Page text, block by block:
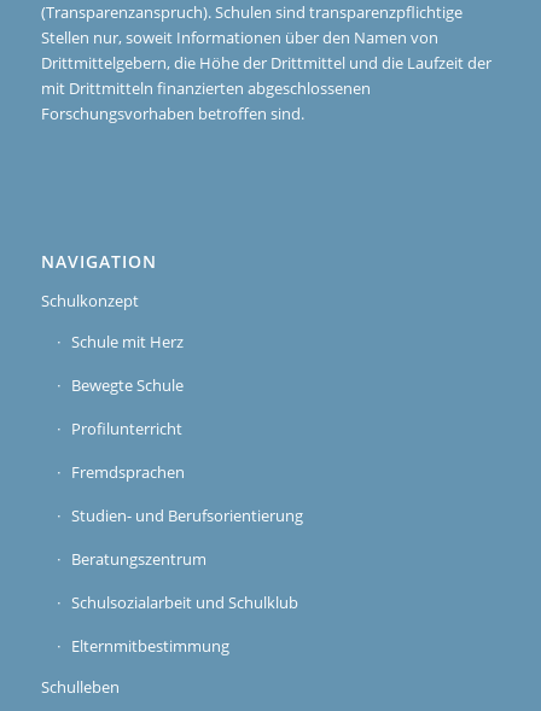
(Transparenzanspruch). Schulen sind transparenzpflichtige
Stellen nur, soweit Informationen über den Namen von
Drittmittelgebern, die Höhe der Drittmittel und die Laufzeit der
mit Drittmitteln finanzierten abgeschlossenen
Forschungsvorhaben betroffen sind.
NAVIGATION
Schulkonzept
Schule mit Herz
Bewegte Schule
Profilunterricht
Fremdsprachen
Studien- und Berufsorientierung
Beratungszentrum
Schulsozialarbeit und Schulklub
Elternmitbestimmung
Schulleben